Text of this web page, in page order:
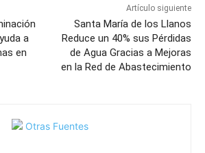
a
en
Artículo siguiente
Santa María de los Llanos
Reduce un 40% sus Pérdidas
de Agua Gracias a Mejoras
en la Red de Abastecimiento